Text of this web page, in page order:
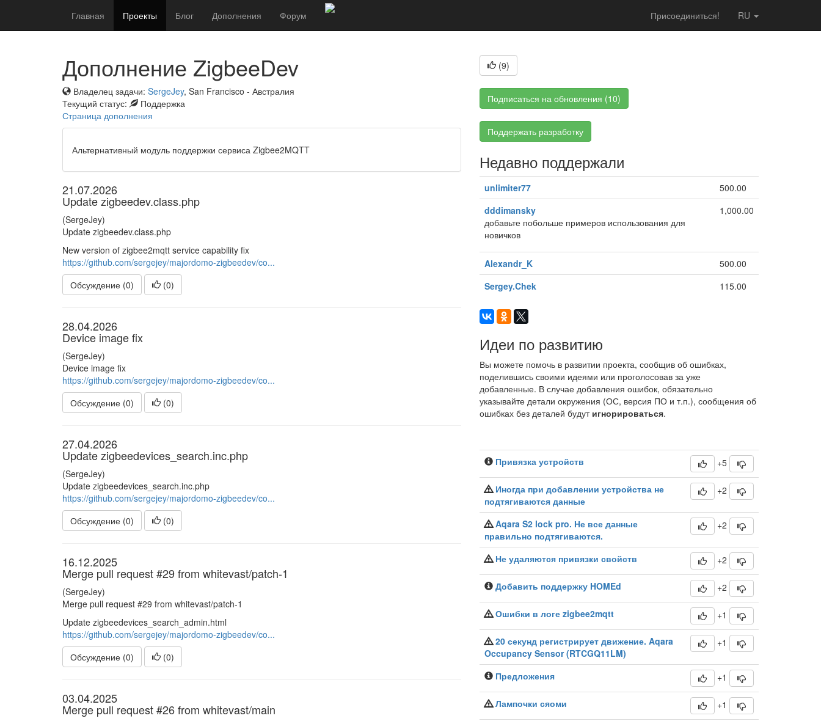
Главная Проекты Блог Дополнения Форум RU
Присоединиться!
Дополнение ZigbeeDev
Владелец задачи: SergeJey, San Francisco - Австралия
Текущий статус:
Поддержка
Страница дополнения
Альтернативный модуль поддержки сервиса Zigbee2MQTT
21.07.2026
Update zigbeedev.class.php
(SergeJey)
Update zigbeedev.class.php
New version of zigbee2mqtt service capability fix
https://github.com/sergejey/majordomo-zigbeedev/co...
Обсуждение (0)
(0)
28.04.2026
Device image fix
(SergeJey)
Device image fix
https://github.com/sergejey/majordomo-zigbeedev/co...
Обсуждение (0)
(0)
27.04.2026
Update zigbeedevices_search.inc.php
(SergeJey)
Update zigbeedevices_search.inc.php
https://github.com/sergejey/majordomo-zigbeedev/co...
Обсуждение (0)
(0)
16.12.2025
Merge pull request #29 from whitevast/patch-1
(SergeJey)
Merge pull request #29 from whitevast/patch-1
Update zigbeedevices_search_admin.html
https://github.com/sergejey/majordomo-zigbeedev/co...
Обсуждение (0)
(0)
03.04.2025
Merge pull request #26 from whitevast/main
(9)
Подписаться на обновления (10)
Поддержать разработку
Недавно поддержали
unlimiter77
500.00
dddimansky
добавьте побольше примеров использования для
новичков
1,000.00
Alexandr_K
500.00
Sergey.Chek
115.00
Идеи по развитию
Вы можете помочь в развитии проекта, сообщив об ошибках,
поделившись своими идеями или проголосовав за уже
добавленные. В случае добавления ошибок, обязательно
указывайте детали окружения (ОС, версия ПО и т.п.), сообщения об
ошибках без деталей будут игнорироваться.
Привязка устройств +5
Иногда при добавлении устройства не
подтягиваются данные
+2
Aqara S2 lock pro. Не все данные
правильно подтягиваются.
+2
Не удаляются привязки свойств +2
Добавить поддержку HOMEd +2
Ошибки в логе zigbee2mqtt +1
20 секунд регистрирует движение. Aqara
Occupancy Sensor (RTCGQ11LM)
+1
Предложения +1
Лампочки сяоми +1